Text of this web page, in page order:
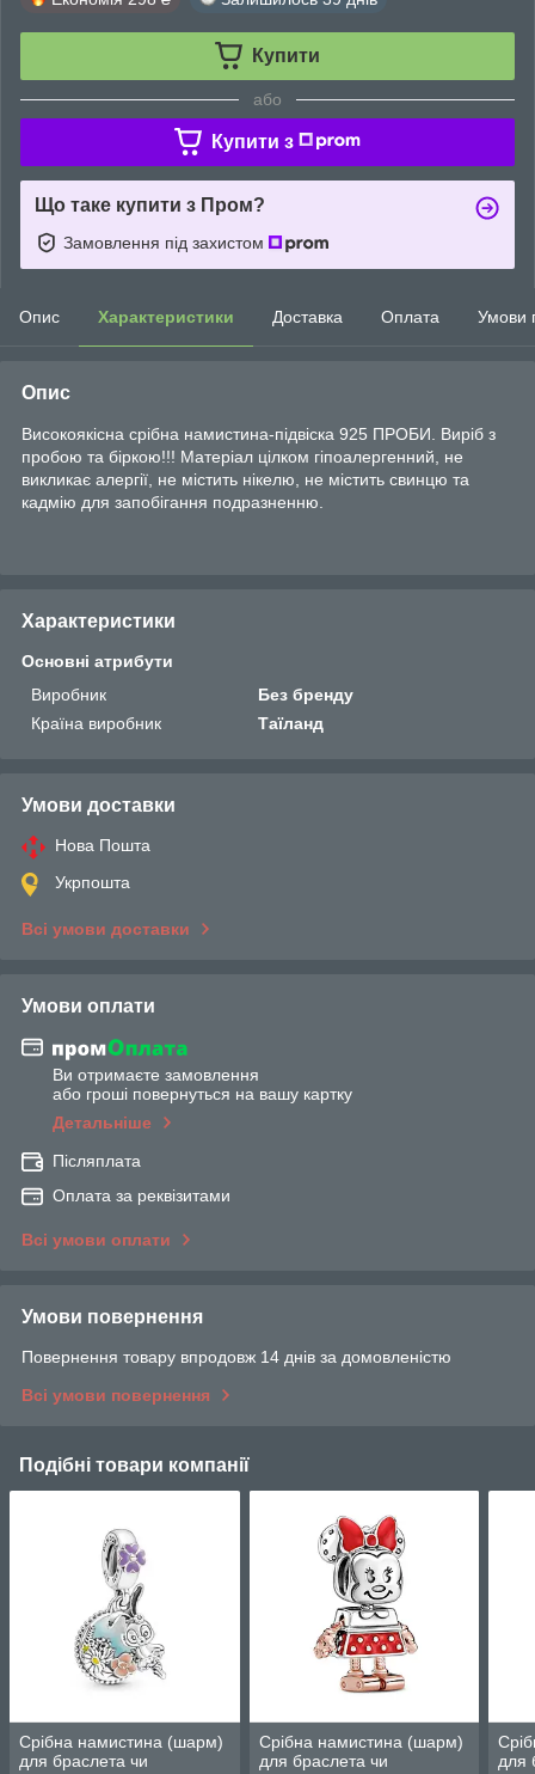
Купити
або
Купити з
Що таке купити з Пром?
Замовлення під захистом
Опис Характеристики Доставка Оплата Умови
Опис
Високоякісна срібна намистина-підвіска 925 ПРОБИ. Виріб з
пробою та біркою!!! Матеріал цілком гіпоалергенний, не
викликає алергії, не містить нікелю, не містить свинцю та
кадмію для запобігання подразненню.
Характеристики
Основні атрибути
Виробник
Без бренду
Країна виробник
Таїланд
Умови доставки
Нова Пошта
Укрпошта
Всі умови доставки
Умови оплати
Ви отримаєте замовлення
або гроші повернуться на вашу картку
Детальніше
Післяплата
Оплата за реквізитами
Всі умови оплати
Умови повернення
Повернення товару впродовж 14 днів за домовленістю
Всі умови повернення
Подібні товари компанії
Срібна намистина (шарм)
для браслета чи
Срібна намистина (шарм)
для браслета чи
для